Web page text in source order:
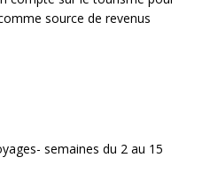
source de revenus
semaines du 2 au 15